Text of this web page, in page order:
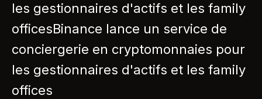
les gestionnaires d'actifs et les family
officesBinance lance un service de
conciergerie en cryptomonnaies pour
les gestionnaires d'actifs et les family
offices